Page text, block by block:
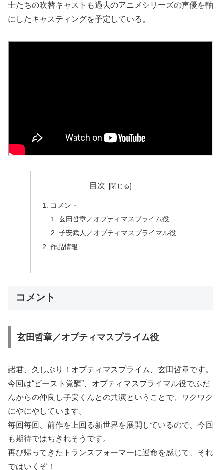
士たちの吹替キャストも過去のアニメシリーズの声優を軸
にしたキャスティングを予定している。
目次
コメント
玄田哲章／オプティマスプライム役
子安武人／オプティマスプライマル役
作品情報
コメント
玄田哲章／オプティマスプライム役
諸君、久しぶり！オプティマスプライム、玄田哲章です。
今回は“ビースト覚醒”、オプティマスプライマル役でふだ
んからの仲良し子安くんとの共演ということで、ワクワク
にやにやしています。
毎回毎回、前作を上回る新世界を展開しているので、今回
も期待ではちきれそうです。
再び帰ってきたトランスフォーマーに運命を感じて、それ
ではいくぞ！